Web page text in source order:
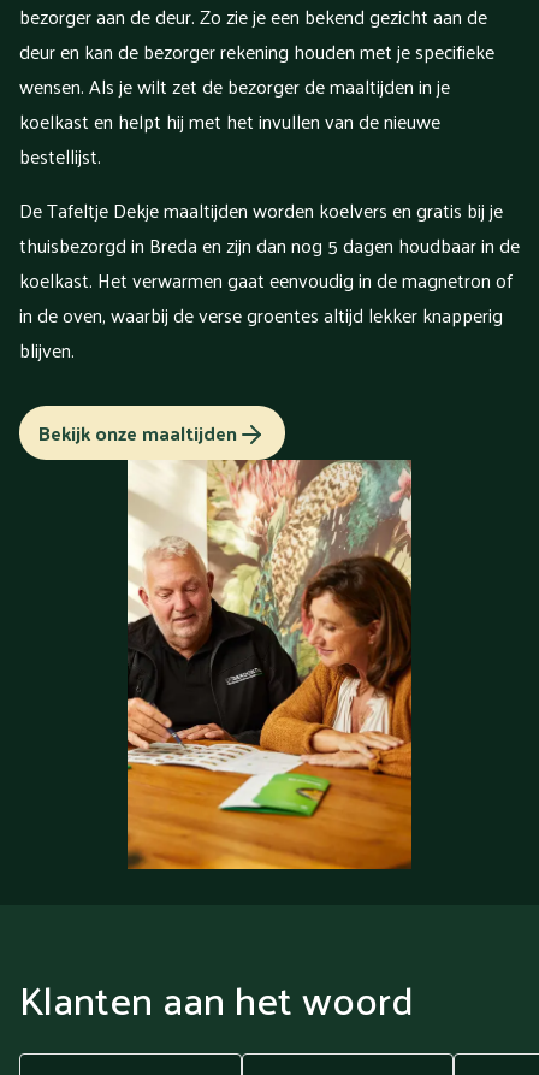
bezorger aan de deur. Zo zie je een bekend gezicht aan de
deur en kan de bezorger rekening houden met je specifieke
wensen. Als je wilt zet de bezorger de maaltijden in je
koelkast en helpt hij met het invullen van de nieuwe
bestellijst.
De Tafeltje Dekje maaltijden worden koelvers en gratis bij je
thuisbezorgd in Breda en zijn dan nog 5 dagen houdbaar in de
koelkast. Het verwarmen gaat eenvoudig in de magnetron of
in de oven, waarbij de verse groentes altijd lekker knapperig
blijven.
Bekijk onze maaltijden
Klanten aan het woord